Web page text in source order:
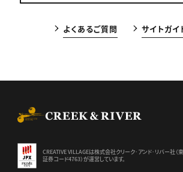
よくあるご質問 サイトガイ
CREATIVE VILLAGEは株式会社クリーク･アンド･リバー社（
証券コード4763）が運営しています。